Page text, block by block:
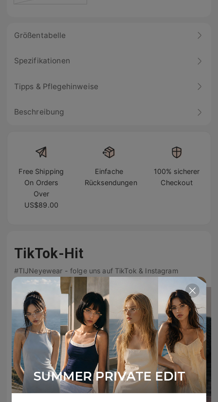
Größentabelle
Spezifikationen
Tipps & Pflegehinweise
Beschreibung
Free Shipping
On Orders
Over
US$89.00
Einfache
Rücksendungen
100% sicherer
Checkout
TikTok-Hit
#TIJNeyewear - folge uns auf TikTok & Instagram